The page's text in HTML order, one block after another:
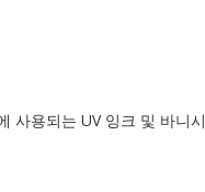
사용되는 UV 잉크 및 바니